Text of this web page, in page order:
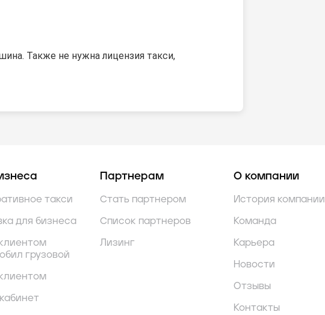
Также не нужна лицензия такси,
такси
для бизнеса
грузовой
Партнерам
Стать партнером
Список партнеров
Лизинг
О компании
История компании
Команда
Карьера
Новости
Отзывы
Контакты